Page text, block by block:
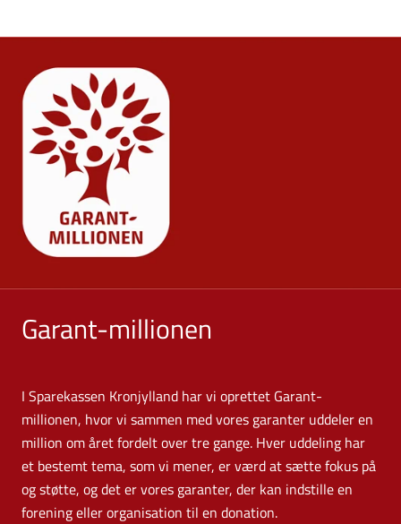
Garant-millionen
I Sparekassen Kronjylland har vi oprettet Garant-
millionen, hvor vi sammen med vores garanter uddeler en
million om året fordelt over tre gange. Hver uddeling har
et bestemt tema, som vi mener, er værd at sætte fokus på
og støtte, og det er vores garanter, der kan indstille en
forening eller organisation til en donation.